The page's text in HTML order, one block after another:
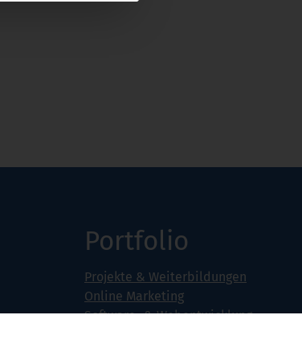
Portfolio
Projekte & Weiterbildungen
Online Marketing
Software- & Webentwicklung